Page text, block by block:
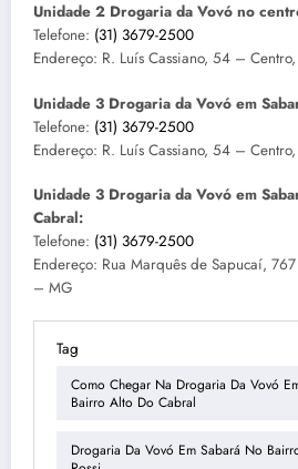
Unidade 2 Drogaria da Vovó no
Telefone: (31) 3679-2500
Endereço: R. Luís Cassiano, 54 –
Unidade 3 Drogaria da Vovó em
Telefone: (31) 3679-2500
Endereço: R. Luís Cassiano, 54 –
Unidade 3 Drogaria da Vovó em
Cabral:
Telefone: (31) 3679-2500
Endereço: Rua Marquês de Sapucaí,
– MG
Tag
Como Chegar Na Drogaria Da Vovó
Bairro Alto Do Cabral
Drogaria Da Vovó Em Sabará No